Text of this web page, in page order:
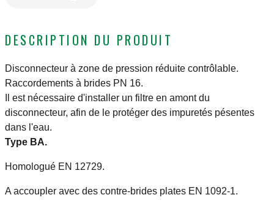
DESCRIPTION DU PRODUIT
Disconnecteur à zone de pression réduite contrôlable.
Raccordements à brides PN 16.
Il est nécessaire d'installer un filtre en amont du
disconnecteur, afin de le protéger des impuretés pésentes
dans l'eau.
Type BA.
Homologué EN 12729.
A accoupler avec des contre-brides plates EN 1092-1.